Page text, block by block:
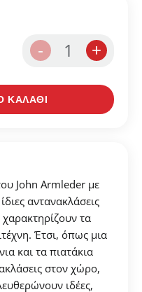
- 1 +
ΚΑΛΑΘΙ
John Armleder με
αντανακλάσεις
τα
Έτσι, όπως μια
και τα πιατάκια
στον χώρο,
ιδέες,
να αποθηκεύσετε τα
σας λογαριασμό και
στο προφίλ